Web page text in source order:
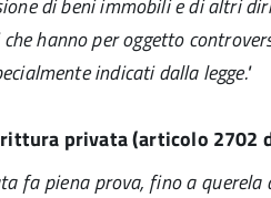
di beni immobili e di altri
hanno per oggetto
indicati dalla legge."
privata (articolo 2702
fa piena prova, fino a